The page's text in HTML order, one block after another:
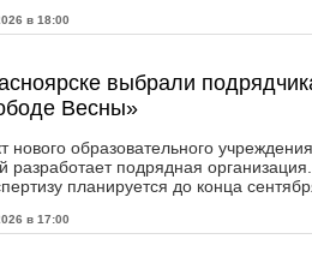
в 18:00
выбрали
Весны»
нового образовательного
разработает подрядная
планируется до конца
в 17:00